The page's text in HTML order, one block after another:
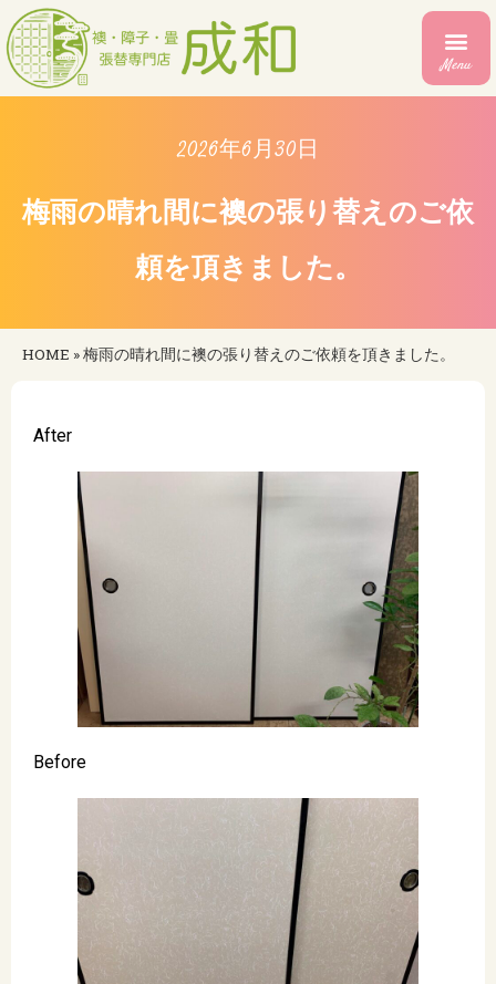
Menu
2026年6月30日
梅雨の晴れ間に襖の張り替えのご依
頼を頂きました。
HOME »梅雨の晴れ間に襖の張り替えのご依頼を頂きました。
After
Before